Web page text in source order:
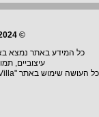
© 2024 כל הזכויות שמורות לאתר וילה וילה
כל המידע באתר נמצא
עיצוביים,